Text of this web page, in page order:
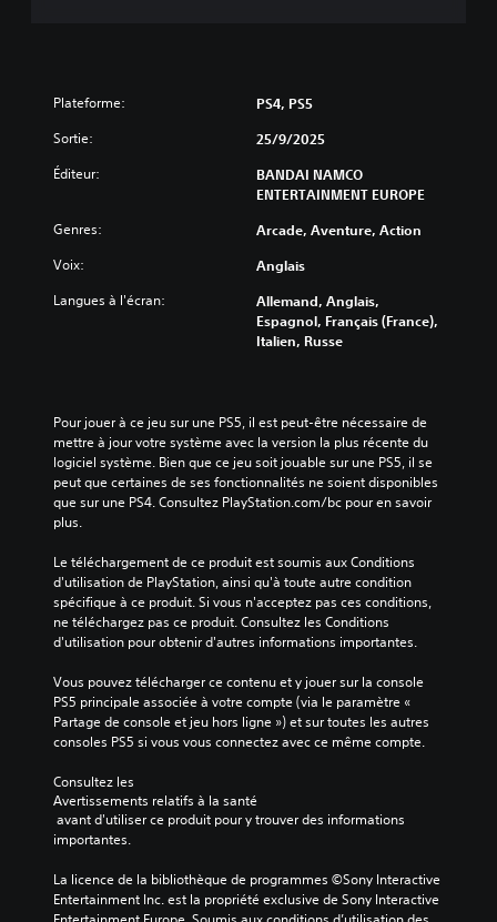
Plateforme: PS4, PS5
Sortie: 25/9/2025
Éditeur:
BANDAI NAMCO
ENTERTAINMENT EUROPE
Genres: Arcade, Aventure, Action
Voix: Anglais
Langues à l'écran:
Allemand, Anglais,
Espagnol, Français (France),
Italien, Russe
Pour jouer à ce jeu sur une PS5, il est peut-être nécessaire de
mettre à jour votre système avec la version la plus récente du
logiciel système. Bien que ce jeu soit jouable sur une PS5, il se
peut que certaines de ses fonctionnalités ne soient disponibles
que sur une PS4. Consultez PlayStation.com/bc pour en savoir
plus.
Le téléchargement de ce produit est soumis aux Conditions
d'utilisation de PlayStation, ainsi qu'à toute autre condition
spécifique à ce produit. Si vous n'acceptez pas ces conditions,
ne téléchargez pas ce produit. Consultez les Conditions
d'utilisation pour obtenir d'autres informations importantes.
Vous pouvez télécharger ce contenu et y jouer sur la console
PS5 principale associée à votre compte (via le paramètre «
Partage de console et jeu hors ligne ») et sur toutes les autres
consoles PS5 si vous vous connectez avec ce même compte.
Consultez les
Avertissements relatifs à la santé
importantes.
La licence de la bibliothèque de programmes ©Sony Interactive
Entertainment Inc. est la propriété exclusive de Sony Interactive